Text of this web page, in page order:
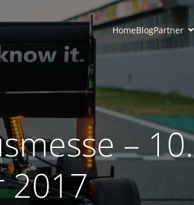
HomeBlogPartner
– 10.
2017